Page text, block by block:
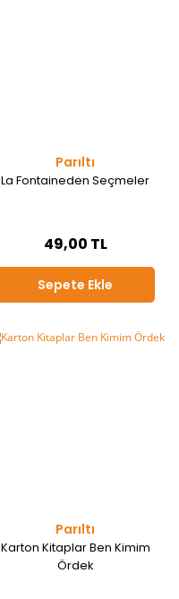
Parıltı
La Fontaineden Seçmeler
49,00 TL
Sepete Ekle
Parıltı
Karton Kitaplar Ben Kimim
Ördek